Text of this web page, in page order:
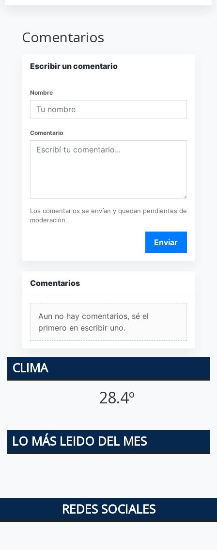
Comentarios
Escribir un comentario
Nombre
Comentario
Los comentarios se envían y quedan pendientes de
moderación.
Enviar
Comentarios
Aun no hay comentarios, sé el
primero en escribir uno.
CLIMA
28.4º
LO MÁS LEIDO DEL MES
REDES SOCIALES